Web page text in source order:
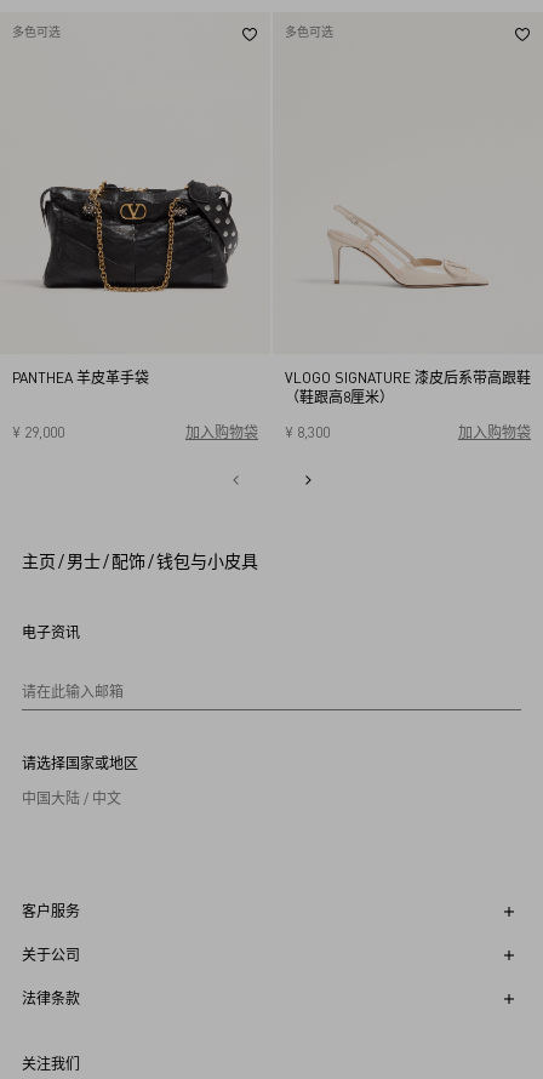
多色可选
PANTHEA 羊皮革手袋
¥ 29,000 加入购物袋 34
36
39
多色可选
VLOGO SIGNATURE 漆皮后系带高跟鞋
（鞋跟高8厘米）
¥ 8,300
加入购物袋
主页/男士/配饰/钱包与小皮具
电子资讯
请在此输入邮箱
请选择国家或地区
中国大陆 / 中文
客户服务
关于公司
法律条款
关注我们